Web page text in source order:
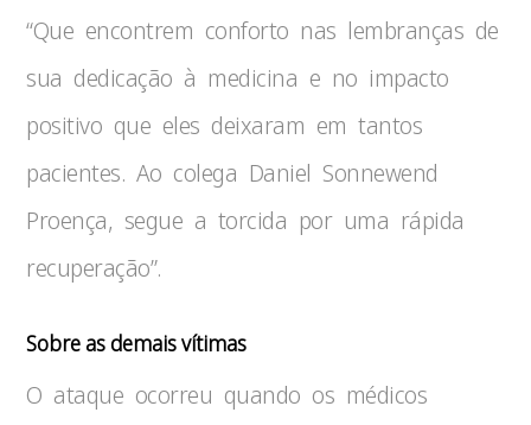
“Que encontrem conforto nas lembranças de
sua dedicação à medicina e no impacto
positivo que eles deixaram em tantos
pacientes. Ao colega Daniel Sonnewend
Proença, segue a torcida por uma rápida
recuperação”.
Sobre as demais vítimas
O ataque ocorreu quando os médicos